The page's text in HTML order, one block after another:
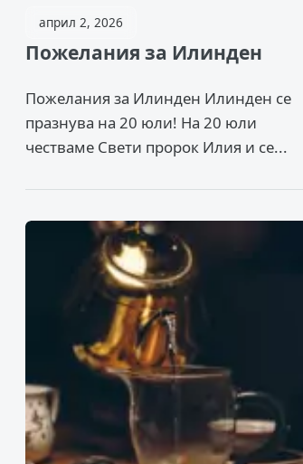
април 2, 2026
Пожелания за Илинден
Пожелания за Илинден Илинден се
празнува на 20 юли! На 20 юли
честваме Свети пророк Илия и се...